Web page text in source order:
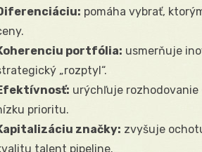
pomáha vybrať,
portfólia: usmerňuje
„rozptyl“.
urýchľuje rozhodovanie
prioritu.
značky: zvyšuje
talent pipeline.